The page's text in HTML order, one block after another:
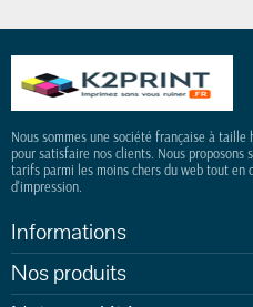
Nous sommes une société française à
pour satisfaire nos clients. Nous proposons
tarifs parmi les moins chers du web tout en
d'impression.
Informations
Nos produits